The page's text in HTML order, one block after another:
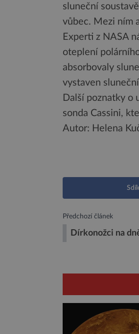
sluneční
vůbec. Mezi ním
Experti z NASA
oteplení
absorbovaly
vystaven
Další poznatky o
sonda Cassini,
Autor: Helena
Předchozí článek
Dírkonožci na